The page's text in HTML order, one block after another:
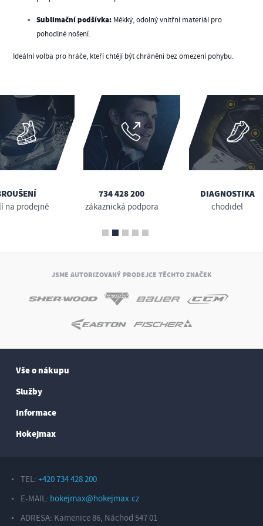
Sublimační podšívka: Měkký, odolný vnitřní materiál pro
pohodlné nošení.
Ideální volba pro hráče, kteří chtějí být chráněni bez omezení pohybu.
na prodejně
734 428 200
zákaznická podpora
DIAGNOSTIKA
chodidel
JSME AUTORIZOVANÝ PRODEJCE TĚCHTO ZNAČEK
Vše o nákupu
Služby
Informace
Hokejmax
TEL: +420 734 428 200
E-MAIL: hokejmax@hokejmax.cz
ADRESA: Kamenice 86, Náchod 547 01